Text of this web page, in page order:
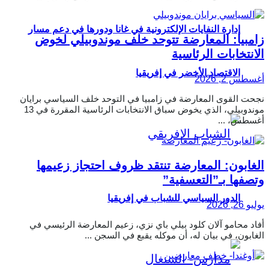
إدارة النفايات الإلكترونية في غانا ودورها في دعم مسار
الاقتصاد الأخضر في إفريقيا
الدور السياسي للشباب في إفريقيا
زامبيا: المعارضة تتوحد خلف موندوبيلي لخوض
الانتخابات الرئاسية
أغسطس 2, 2026
نجحت القوى المعارضة في زامبيا في التوحد خلف السياسي برايان
موندوبيلي، الذي يخوض سباق الانتخابات الرئاسية المقررة في 13
أغسطس، ...
الغابون: المعارضة تنتقد ظروف احتجاز زعيمها
وتصفها بـ”التعسفية”
يوليو 26, 2026
أفاد محامو آلان كلود بيلي باي نزي، زعيم المعارضة الرئيسي في
الغابون، في بيان له، أن موكله يقبع في السجن ...